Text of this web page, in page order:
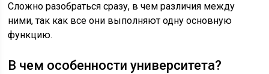
Сложно разобраться сразу, в чем различия между
ними, так как все они выполняют одну основную
функцию.
В чем особенности университета?